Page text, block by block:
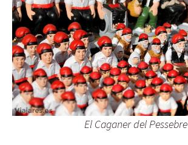
El Caganer del Pessebre